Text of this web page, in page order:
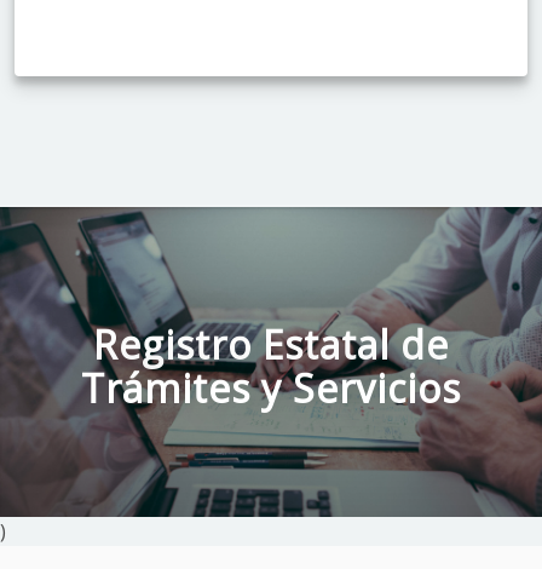
Registro Estatal de
Trámites y Servicios
)